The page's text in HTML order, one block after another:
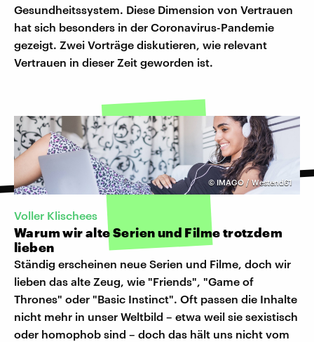
Gesundheitssystem. Diese Dimension von Vertrauen
hat sich besonders in der Coronavirus-Pandemie
gezeigt. Zwei Vorträge diskutieren, wie relevant
Vertrauen in dieser Zeit geworden ist.
© IMAGO / Westend61
Voller Klischees
Warum wir alte Serien und Filme trotzdem
lieben
Ständig erscheinen neue Serien und Filme, doch wir
lieben das alte Zeug, wie "Friends", "Game of
Thrones" oder "Basic Instinct". Oft passen die Inhalte
nicht mehr in unser Weltbild – etwa weil sie sexistisch
oder homophob sind – doch das hält uns nicht vom